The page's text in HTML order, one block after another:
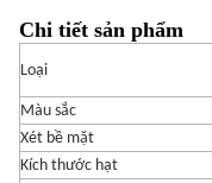
Chi tiết sản phẩm
Loại
Màu sắc
Xét bề mặt
Kích thước hạt